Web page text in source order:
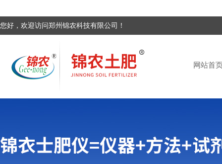
您好，欢迎访问郑州锦农科技有限公司！
网站首